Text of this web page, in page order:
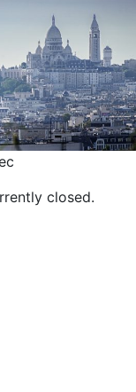
closed.